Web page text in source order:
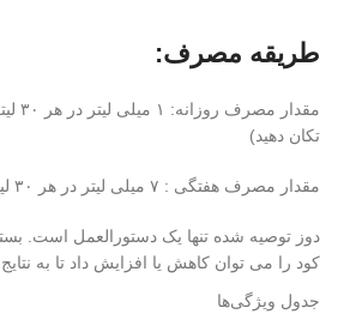
طریقه مصرف:
تکان دهید)
مقدار مصرف هفتگی : ۷ میلی لیتر در هر ۳۰ لیتر
دوز توصیه شده تنها یک دستورالعمل است.
کود را می توان کاهش یا افزایش داد تا به
جدول ویژگی‌ها